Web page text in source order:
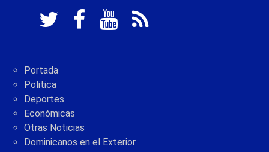
Portada
Politica
Deportes
Económicas
Otras Noticias
Dominicanos en el Exterior